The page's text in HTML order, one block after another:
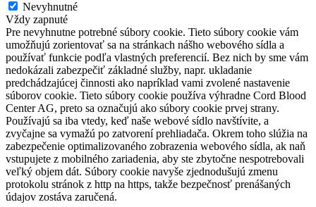
Nevyhnutné
Vždy zapnuté
Pre nevyhnutne potrebné súbory cookie. Tieto súbory cookie vám
umožňujú zorientovať sa na stránkach nášho webového sídla a
používať funkcie podľa vlastných preferencií. Bez nich by sme vám
nedokázali zabezpečiť základné služby, napr. ukladanie
predchádzajúcej činnosti ako napríklad vami zvolené nastavenie
súborov cookie. Tieto súbory cookie používa výhradne Cord Blood
Center AG, preto sa označujú ako súbory cookie prvej strany.
Používajú sa iba vtedy, keď naše webové sídlo navštívite, a
zvyčajne sa vymažú po zatvorení prehliadača. Okrem toho slúžia na
zabezpečenie optimalizovaného zobrazenia webového sídla, ak naň
vstupujete z mobilného zariadenia, aby ste zbytočne nespotrebovali
veľký objem dát. Súbory cookie navyše zjednodušujú zmenu
protokolu stránok z http na https, takže bezpečnosť prenášaných
údajov zostáva zaručená.